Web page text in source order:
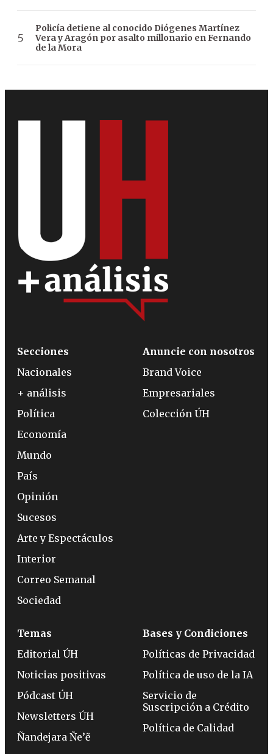
Policía detiene al conocido Diógenes Martínez
Vera y Aragón por asalto millonario en Fernando
de la Mora
Secciones
Nacionales
+ análisis
Política
Economía
Mundo
País
Opinión
Sucesos
Arte y Espectáculos
Interior
Correo Semanal
Sociedad
Anuncie con nosotros
Brand Voice
Empresariales
Colección ÚH
Temas
Editorial ÚH
Noticias positivas
Pódcast ÚH
Newsletters ÚH
Ñandejara Ñe’ẽ
Bases y Condiciones
Políticas de Privacidad
Política de uso de la IA
Servicio de
Suscripción a Crédito
Política de Calidad